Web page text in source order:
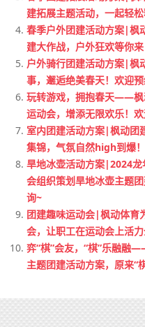
建拓展主题活动，一起轻
春季户外团建活动方案|枫
建大作战，户外狂欢等你
户外骑行团建活动方案|枫
事，邂逅绝美春天！欢迎
玩转游戏，拥抱春天——枫
运动会，增添无限欢乐！
室内团建活动方案|枫动团
集锦，气氛自然high到爆
旱地冰壶活动方案|2024龙
会组织策划旱地冰壶主题
询~
团建趣味运动会|枫动体育
会，让职工在运动会上活
弈“棋”会友，“棋”乐融融
主题团建活动方案，原来“